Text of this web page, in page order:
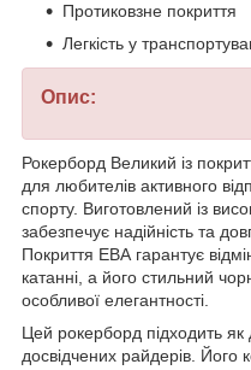
Протиковзне покриття
Легкість у
Опис:
Рокерборд Великий із
для любителів активного
спорту. Виготовлений із
забезпечує надійність та
Покриття ЕВА гарантує
катанні, а його стильний
особливої елегантності.
Цей рокерборд підходить як
досвідчених райдерів. Його